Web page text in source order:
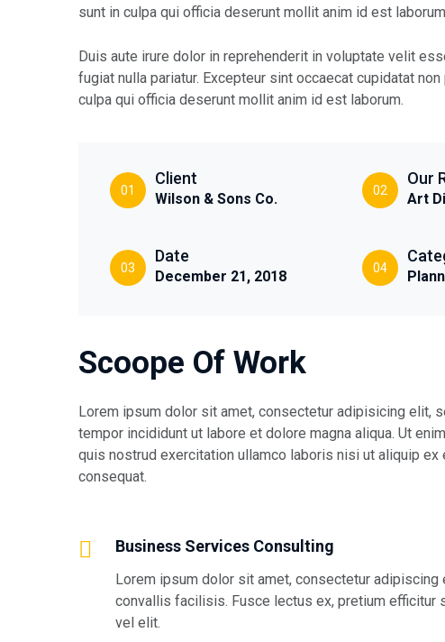
sunt in culpa qui officia deserunt mollit anim id est
Duis aute irure dolor in reprehenderit in voluptate velit
fugiat nulla pariatur. Excepteur sint occaecat cupidatat
culpa qui officia deserunt mollit anim id est laborum.
01
Client
Wilson & Sons Co.
03
Date
December 21, 2018
02
Our
Art
04
Scoope Of Work
Lorem ipsum dolor sit amet, consectetur adipisicing elit,
tempor incididunt ut labore et dolore magna aliqua. Ut
quis nostrud exercitation ullamco laboris nisi ut aliquip ex
consequat.
Business Services Consulting
Lorem ipsum dolor sit amet, consectetur
convallis facilisis. Fusce lectus ex, pretium efficitur
vel elit.